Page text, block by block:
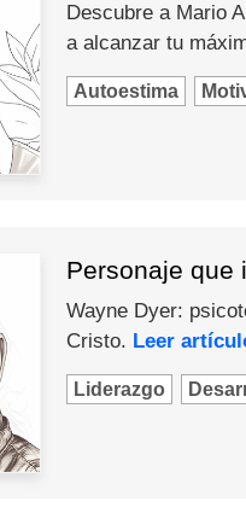
Descubre a Mario
a alcanzar tu
Autoestima
Personaje que
Wayne Dyer:
Cristo. Leer
Liderazgo